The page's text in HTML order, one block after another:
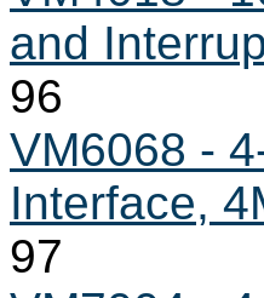
and
96
VM6068 -
Interface,
97